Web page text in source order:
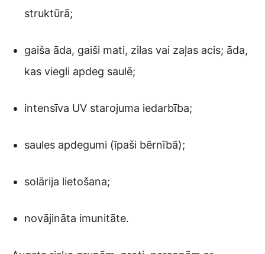
struktūrā;
gaiša āda, gaiši mati, zilas vai zaļas acis; āda,
kas viegli apdeg saulē;
intensīva UV starojuma iedarbība;
saules apdegumi (īpaši bērnībā);
solārija lietošana;
novājināta imunitāte.